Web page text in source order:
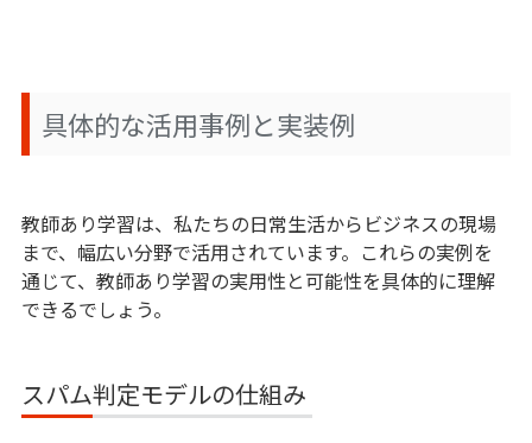
具体的な活用事例と実装例
教師あり学習は、私たちの日常生活からビジネスの現場
まで、幅広い分野で活用されています。これらの実例を
通じて、教師あり学習の実用性と可能性を具体的に理解
できるでしょう。
スパム判定モデルの仕組み